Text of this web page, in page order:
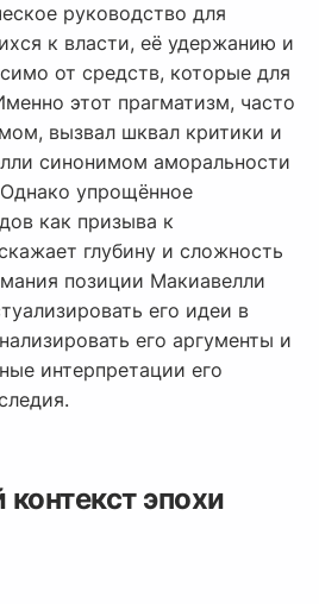
руководство для
к власти, её удержанию и
от средств, которые для
этот прагматизм, часто
вызвал шквал критики и
синонимом аморальности
упрощённое
как призыва к
глубину и сложность
позиции Макиавелли
его идеи в
его аргументы и
интерпретации его
эпохи